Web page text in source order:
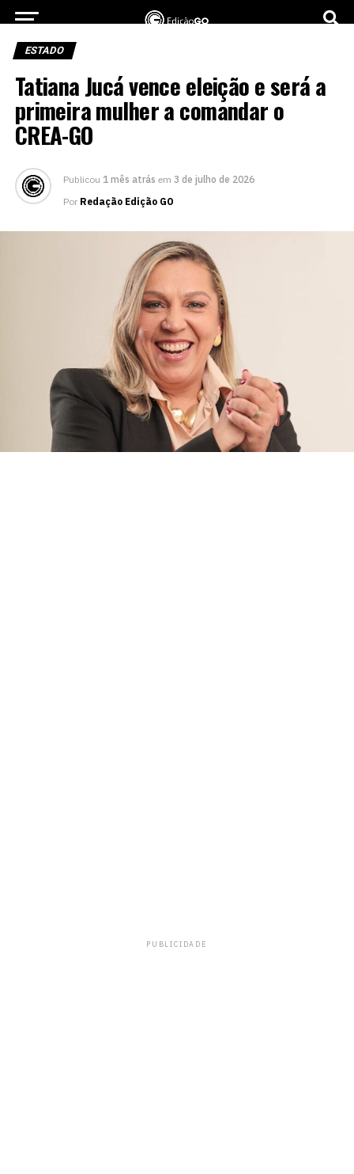
ESTADO
Tatiana Jucá vence eleição e será a
primeira mulher a comandar o
CREA-GO
Publicou 1 mês atrás em 3 de julho de 2026
Por Redação Edição GO
PUBLICIDADE